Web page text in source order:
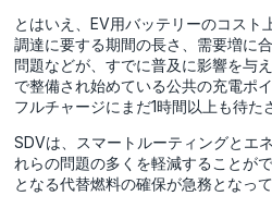
とはいえ、EV用バッテリーのコスト
調達に要する期間の長さ、需要増に
問題などが、すでに普及に影響を与
で整備され始めている公共の充電ポ
フルチャージにまだ1時間以上も待た
SDVは、スマートルーティングとエ
れらの問題の多くを軽減することが
となる代替燃料の確保が急務となって